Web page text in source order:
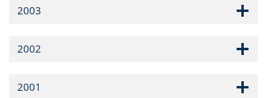
2003
2002
2001